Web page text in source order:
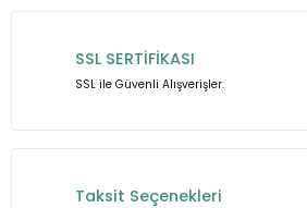
Ürün fiyatı diğer sitelerden daha pahalı.
SSL SERTİFİKASI
SSL ile Güvenli Alışverişler.
Taksit Seçenekleri